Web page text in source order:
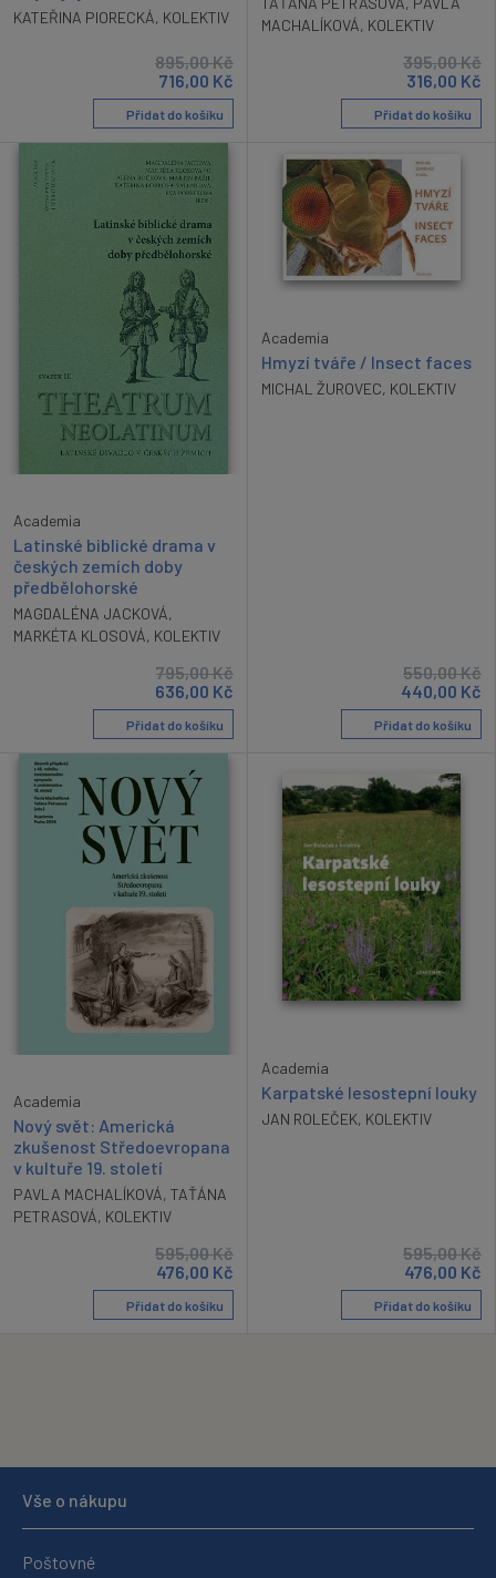
KATEŘINA PIORECKÁ, KOLEKTIV
895,00Kč
716,00 Kč
Přidat do košíku
MACHALÍKOVÁ, KOLEKTIV
395,00Kč
316,00 Kč
Přidat do košíku
Academia
Latinské biblické drama v
českých zemích doby
předbělohorské
MAGDALÉNA JACKOVÁ,
MARKÉTA KLOSOVÁ, KOLEKTIV
795,00Kč
636,00 Kč
Přidat do košíku
Academia
Hmyzí tváře / Insect faces
MICHAL ŽUROVEC, KOLEKTIV
550,00Kč
440,00 Kč
Přidat do košíku
Academia
Nový svět: Americká
zkušenost Středoevropana
v kultuře 19. století
PAVLA MACHALÍKOVÁ, TAŤÁNA
PETRASOVÁ, KOLEKTIV
595,00Kč
476,00 Kč
Přidat do košíku
Academia
Karpatské lesostepní louky
JAN ROLEČEK, KOLEKTIV
595,00Kč
476,00 Kč
Přidat do košíku
Vše o nákupu
Poštovné